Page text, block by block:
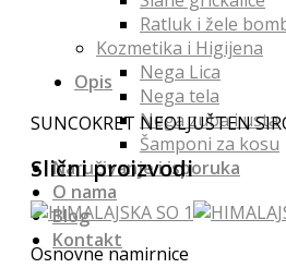
Ratluk i žele
Kozmetika i Higijena
Nega Lica
Nega tela
Nega zuba i usta
Šamponi za kosu
Naručivanje i isporuka
O nama
Blog
Kontakt
Opis
SUNCOKRET NEOLJUŠTEN
Slični proizvodi
Osnovne namirnice